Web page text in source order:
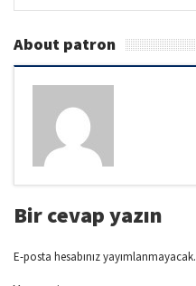
About patron
Bir cevap yazın
E-posta hesabınız yayımlanmayacak.